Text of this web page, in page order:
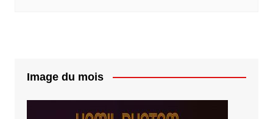
Image du mois